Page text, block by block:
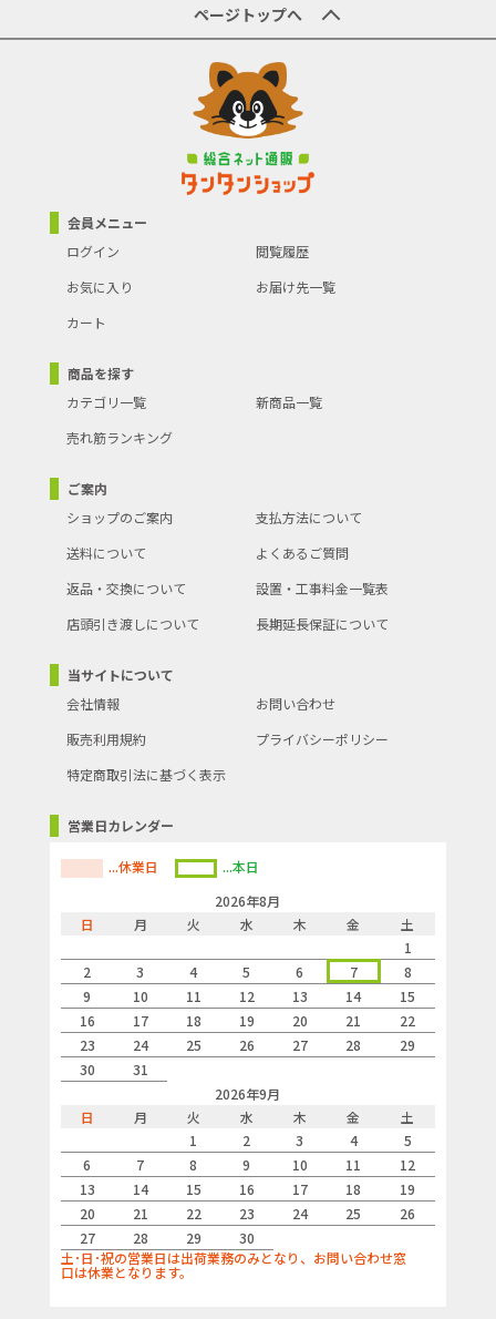
ページトップへ
会員メニュー
ログイン
閲覧履歴
お気に入り
お届け先一覧
カート
商品を探す
カテゴリ一覧
新商品一覧
売れ筋ランキング
ご案内
ショップのご案内
支払方法について
送料について
よくあるご質問
返品・交換について
設置・工事料金一覧表
店頭引き渡しについて
長期延長保証について
当サイトについて
会社情報
お問い合わせ
販売利用規約
プライバシーポリシー
特定商取引法に基づく表示
営業日カレンダー
...休業日
...本日
2026年8月
日
月 火 水 木 金
土
1
2
3 4 5 6 7
8
9
10 11 12 13 14
15
16
17 18 19 20 21
22
23
24 25 26 27 28
29
30
31
2026年9月
日
月 火 水 木 金
土
1
2 3 4
5
6
7 8 9 10 11
12
13
14 15 16 17 18
19
20
21 22 23 24 25
26
27
28 29
30
土･日･祝の営業日は出荷業務のみとなり、お問い合わせ窓
口は休業となります。